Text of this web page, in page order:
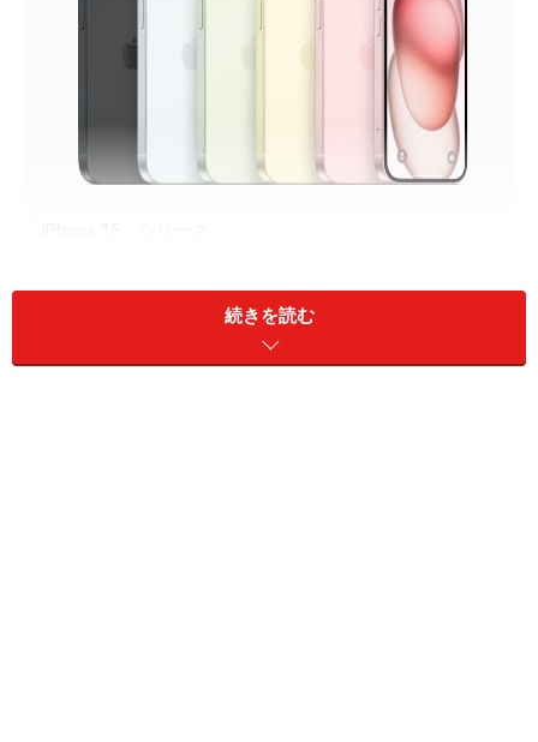
その内容は前機種の上位モデル「iPhone 14 Pro」に非常
続きを読む